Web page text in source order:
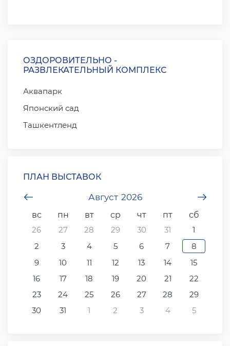
ОЗДОРОВИТЕЛЬНО -
РАЗВЛЕКАТЕЛЬНЫЙ КОМПЛЕКС
Аквапарк
Японский сад
Ташкентленд
ПЛАН ВЫСТАВОК
Август 2026
вс
пн вт ср чт пт
сб
26
27 28 29 30 31
1
2
3 4 5 6 7
8
9
10 11 12 13 14
15
16
17 18 19 20 21
22
23
24 25 26 27 28
29
30
31 1 2 3 4 5